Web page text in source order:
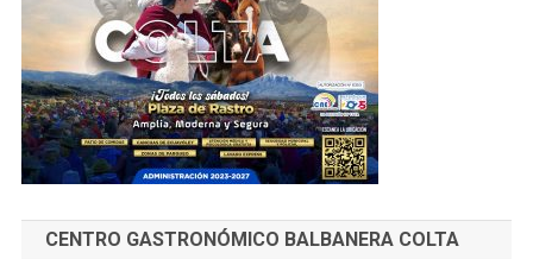
CENTRO GASTRONÓMICO BALBANERA COLTA